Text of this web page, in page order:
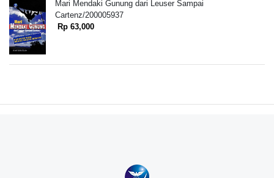
Mari Mendaki Gunung dari Leuser Sampai
Cartenz/200005937
Rp 63,000